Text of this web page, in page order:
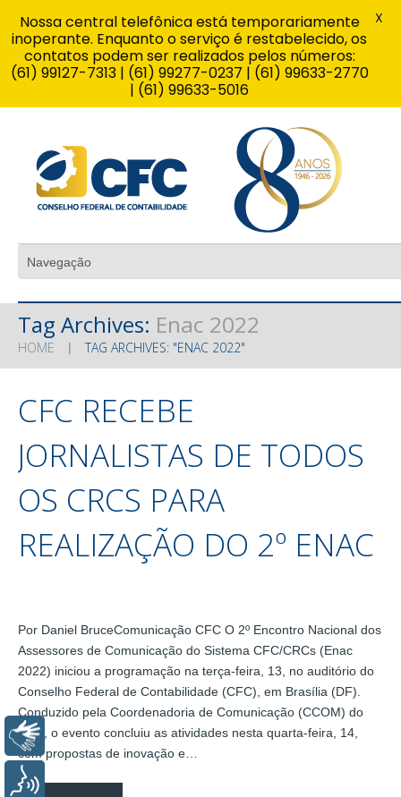
Tag Archives: Enac 2022
HOME TAG ARCHIVES: "ENAC 2022"
CFC RECEBE
JORNALISTAS DE TODOS
OS CRCS PARA
REALIZAÇÃO DO 2º ENAC
Por Daniel BruceComunicação CFC O 2º Encontro Nacional dos
Assessores de Comunicação do Sistema CFC/CRCs (Enac
2022) iniciou a programação na terça-feira, 13, no auditório do
Conselho Federal de Contabilidade (CFC), em Brasília (DF).
Conduzido pela Coordenadoria de Comunicação (CCOM) do
CFC, o evento concluiu as atividades nesta quarta-feira, 14,
com propostas de inovação e…
Nossa central telefônica está temporariamente
inoperante. Enquanto o serviço é restabelecido, os
contatos podem ser realizados pelos números:
(61) 99127-7313 | (61) 99277-0237 | (61) 99633-2770
| (61) 99633-5016
X
Libras
Voz